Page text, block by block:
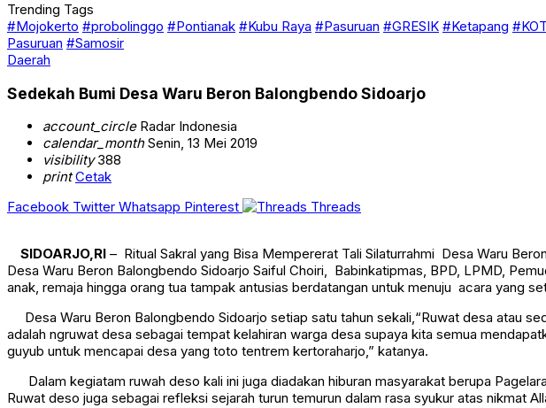
Trending Tags
#Mojokerto #probolinggo #Pontianak #Kubu Raya #Pasuruan #GRESIK #Ketapang
Pasuruan #Samosir
Daerah
Sedekah Bumi Desa Waru Beron Balongbendo Sidoarjo
account_circleRadar Indonesia
calendar_monthSenin, 13 Mei 2019
visibility388
print Cetak
Facebook Twitter Whatsapp Pinterest Threads
SIDOARJO,RI – Ritual Sakral yang Bisa Mempererat Tali Silaturrahmi Desa Waru
Desa Waru Beron Balongbendo Sidoarjo Saiful Choiri, Babinkatipmas, BPD, LPMD,
anak, remaja hingga orang tua tampak antusias berdatangan untuk menuju acara yang
Desa Waru Beron Balongbendo Sidoarjo setiap satu tahun sekali,“Ruwat desa atau
adalah ngruwat desa sebagai tempat kelahiran warga desa supaya kita semua
guyub untuk mencapai desa yang toto tentrem kertoraharjo,” katanya.
Dalam kegiatam ruwah deso kali ini juga diadakan hiburan masyarakat berupa
Ruwat deso juga sebagai refleksi sejarah turun temurun dalam rasa syukur atas nikmat